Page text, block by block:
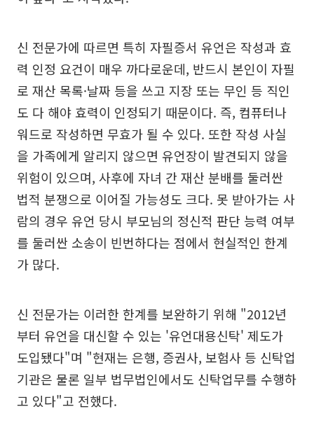
신 전문가에 따르면 특히 자필증서 유언은 작성과 효
력 인정 요건이 매우 까다로운데, 반드시 본인이 자필
로 재산 목록·날짜 등을 쓰고 지장 또는 무인 등 직인
도 다 해야 효력이 인정되기 때문이다. 즉, 컴퓨터나
워드로 작성하면 무효가 될 수 있다. 또한 작성 사실
을 가족에게 알리지 않으면 유언장이 발견되지 않을
위험이 있으며, 사후에 자녀 간 재산 분배를 둘러싼
법적 분쟁으로 이어질 가능성도 크다. 못 받아가는 사
람의 경우 유언 당시 부모님의 정신적 판단 능력 여부
를 둘러싼 소송이 빈번하다는 점에서 현실적인 한계
가 많다.
신 전문가는 이러한 한계를 보완하기 위해 "2012년
부터 유언을 대신할 수 있는 '유언대용신탁' 제도가
도입됐다"며 "현재는 은행, 증권사, 보험사 등 신탁업
기관은 물론 일부 법무법인에서도 신탁업무를 수행하
고 있다"고 전했다.